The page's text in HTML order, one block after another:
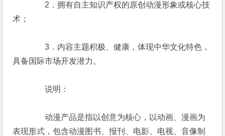
2．拥有自主知识产权的原创动漫形象或核心技
术；
3．内容主题积极、健康，体现中华文化特色，
具备国际市场开发潜力。
说明：
动漫产品是指以创意为核心，以动画、漫画为
表现形式，包含动漫图书、报刊、电影、电视、音像制